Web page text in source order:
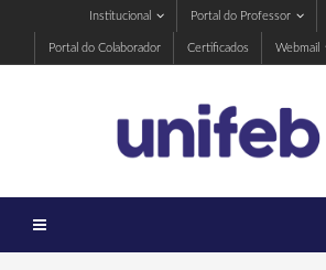
Institucional Portal do Professor
Portal do Colaborador Certificados Webmail